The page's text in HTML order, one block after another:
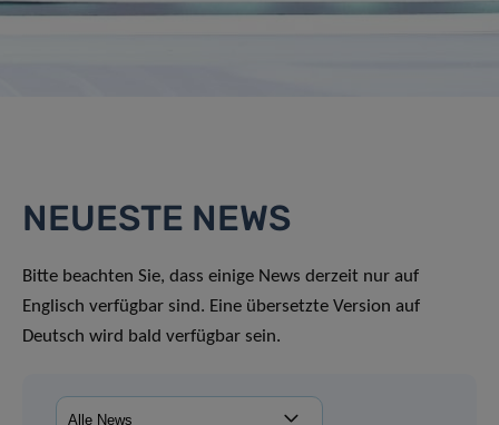
NEUESTE NEWS
Bitte beachten Sie, dass einige News derzeit nur auf
Englisch verfügbar sind. Eine übersetzte Version auf
Deutsch wird bald verfügbar sein.